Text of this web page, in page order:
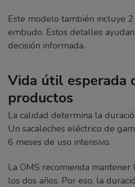
Este modelo también incluye
embudo. Estos detalles
decisión informada.
Vida útil esperada
productos
La calidad determina la
Un sacaleches eléctrico de
6 meses de uso intensivo.
La OMS recomienda mantener
los dos años. Por eso, la